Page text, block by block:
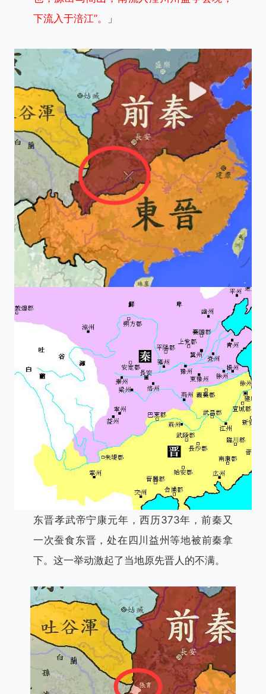
下流入于涪江”。
」
东晋孝武帝宁康元年，西历373年，前秦又
一次蚕食东晋，处在四川益州等地被前秦拿
下。这一举动激起了当地原先晋人的不满。